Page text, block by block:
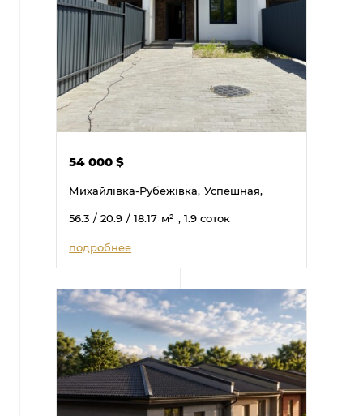
54 000$
Михайлівка-Рубежівка, Успешная,
56.3 / 20.9 / 18.17 м² , 1.9 соток
подробнее